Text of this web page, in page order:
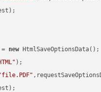
= new HtmlSaveOptionsData();
);